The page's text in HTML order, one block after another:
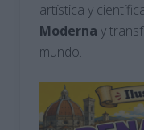
artística y
Moderna y
mundo.